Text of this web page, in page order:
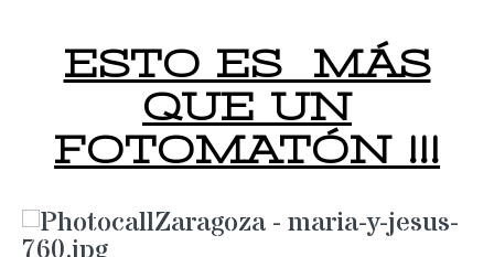
ESTO ES MÁS
QUE UN
FOTOMATÓN !!!